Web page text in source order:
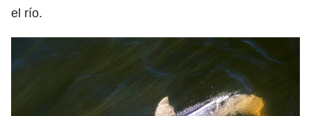
el río.